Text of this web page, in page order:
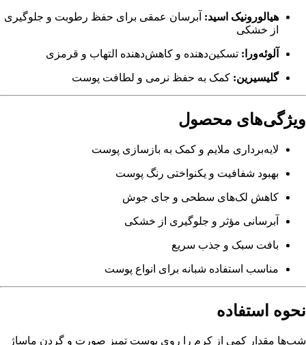
هیالورونیک اسید: آبرسان عمقی برای حفظ رطوبت و جلوگیری
از خشکی
آلوئه‌ورا: تسکین‌دهنده و کاهش‌دهنده التهاب و قرمزی
گلیسیرین: کمک به حفظ نرمی و لطافت پوست
ویژگی‌های محصول
لایه‌برداری ملایم و کمک به بازسازی پوست
بهبود شفافیت و یکنواختی رنگ پوست
کاهش لک‌های سطحی و جای جوش
آبرسانی مؤثر و جلوگیری از خشکی
بافت سبک و جذب سریع
مناسب استفاده شبانه برای انواع پوست
نحوه استفاده
شب‌ها مقدار کمی از کرم را روی پوست تمیز صورت و گردن ماساژ